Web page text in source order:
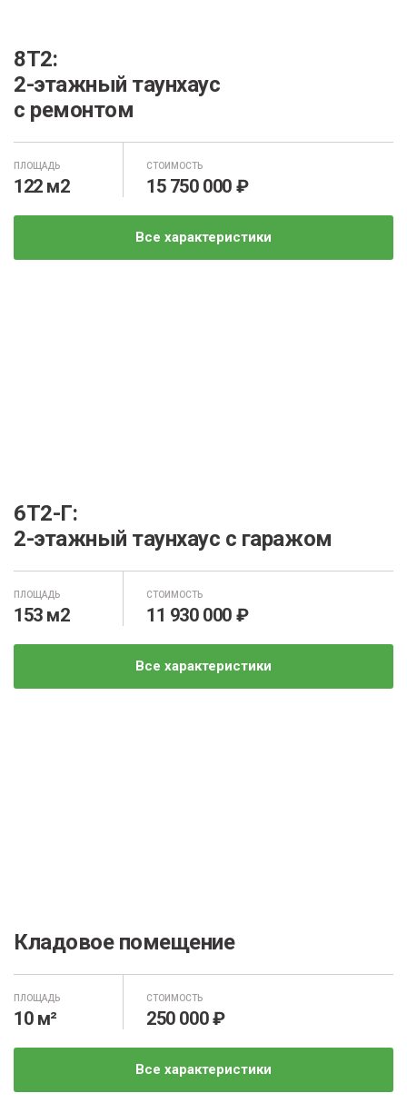
8Т2:
2-этажный таунхаус
с ремонтом
ПЛОЩАДЬ
122 м2
СТОИМОСТЬ
15 750 000 ₽
Все характеристики
6Т2-Г:
2-этажный таунхаус с гаражом
ПЛОЩАДЬ
153 м2
СТОИМОСТЬ
11 930 000 ₽
Все характеристики
Кладовое помещение
ПЛОЩАДЬ
10 м²
СТОИМОСТЬ
250 000 ₽
Все характеристики